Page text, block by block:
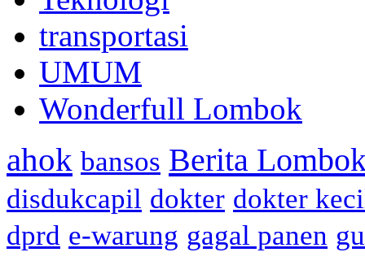
transportasi
UMUM
Wonderfull Lombok
ahok bansos Berita
disdukcapil dokter dokter
dprd e-warung gagal panen